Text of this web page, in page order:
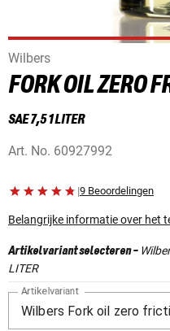
Wilbers
FORK OIL ZERO
SAE 7,5 1 LITER
Art. No. 60927992
|9 Beoordelingen
Belangrijke informatie over het
Artikelvariant selecteren-
LITER
Artikelvariant